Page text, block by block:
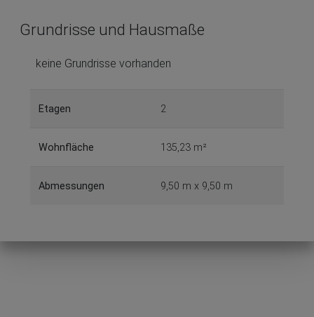
Grundrisse und Hausmaße
keine Grundrisse vorhanden
Etagen 2
Wohnfläche 135,23 m²
Abmessungen 9,50 m x 9,50 m